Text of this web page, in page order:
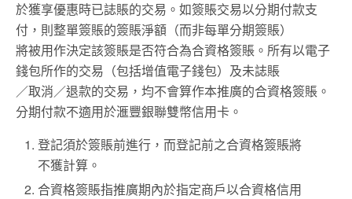
於獲享優惠時已誌賬的交易。如簽賬交易以分期付款支
付，則整單簽賬的簽賬淨額（而非每單分期簽賬）
將被用作決定該簽賬是否符合為合資格簽賬。所有以電子
錢包所作的交易（包括增值電子錢包）及未誌賬
／取消／退款的交易，均不會算作本推廣的合資格簽賬。
分期付款不適用於滙豐銀聯雙幣信用卡。
登記須於簽賬前進行，而登記前之合資格簽賬將
不獲計算。
合資格簽賬指推廣期內於指定商戶以合資格信用